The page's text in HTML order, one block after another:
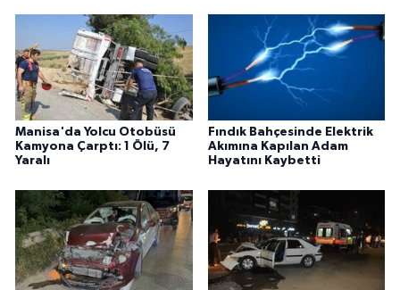
Manisa'da Yolcu Otobüsü
Kamyona Çarptı: 1 Ölü, 7
Yaralı
Fındık Bahçesinde Elektrik
Akımına Kapılan Adam
Hayatını Kaybetti